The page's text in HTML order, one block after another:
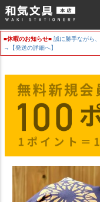
■休暇のお知らせ■ 誠に勝手ながら、
→【発送の詳細へ】